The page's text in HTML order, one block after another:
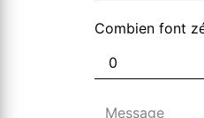
Combien font